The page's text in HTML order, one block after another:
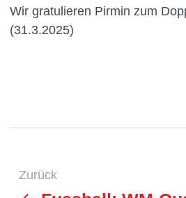
Wir gratulieren Pirmin zum
(31.3.2025)
Zurück